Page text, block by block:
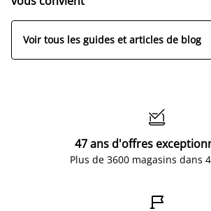
Voir tous les guides et articles de blog

47 ans d'offres
Plus de 3600 magasins dans
